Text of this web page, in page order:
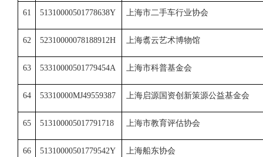
61 51310000501778638Y 上海市二手车行业协会
62 52310000078188912H 上海翥云艺术博物馆
63 53310000501779454A 上海市科普基金会
64 53310000MJ49559387 上海启源国资创新策源公益基金会
65 513100005017791718 上海市教育评估协会
66 51310000501779542Y 上海船东协会